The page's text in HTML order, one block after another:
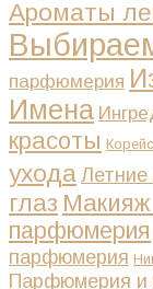
Ароматы
парфюмерия
Имена
красоты
ухода
глаз Макияж
парфюмерия
парфюмерия
Парфюмерия и